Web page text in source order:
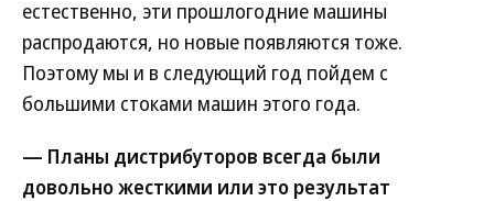
естественно, эти прошлогодние машины
распродаются, но новые появляются тоже.
Поэтому мы и в следующий год пойдем с
большими стоками машин этого года.
— Планы дистрибуторов всегда были
довольно жесткими или это результат